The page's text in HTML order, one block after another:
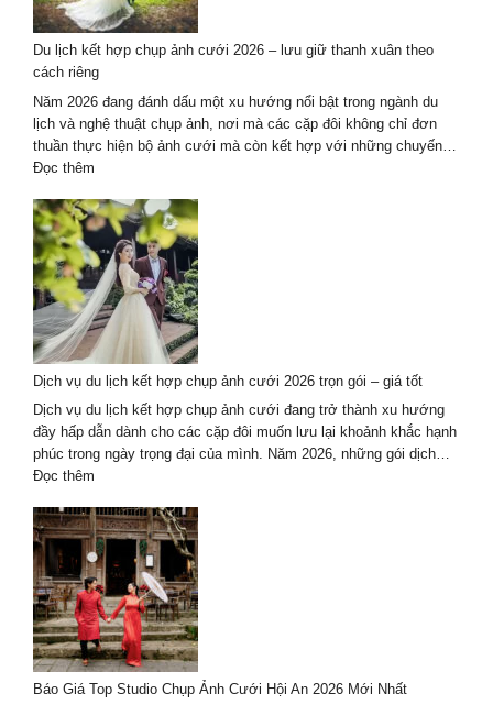
kết
hợp
du
lịch
tại
Đà
Nẵng
–
An
Du lịch kết hợp chụp ảnh cưới 2026 – lưu giữ thanh xuân theo
cách riêng
Năm 2026 đang đánh dấu một xu hướng nổi bật trong ngành du
lịch và nghệ thuật chụp ảnh, nơi mà các cặp đôi không chỉ đơn
thuần thực hiện bộ ảnh cưới mà còn kết hợp với những chuyến…
Đọc thêm
lịch
kết
hợp
chụp
ảnh
cưới
2026
–
lưu
giữ
thanh
xuân
riêng
Dịch vụ du lịch kết hợp chụp ảnh cưới 2026 trọn gói – giá tốt
Dịch vụ du lịch kết hợp chụp ảnh cưới đang trở thành xu hướng
đầy hấp dẫn dành cho các cặp đôi muốn lưu lại khoảnh khắc hạnh
phúc trong ngày trọng đại của mình. Năm 2026, những gói dịch…
Đọc thêm
vụ
du
lịch
kết
hợp
chụp
ảnh
cưới
2026
Báo Giá Top Studio Chụp Ảnh Cưới Hội An 2026 Mới Nhất